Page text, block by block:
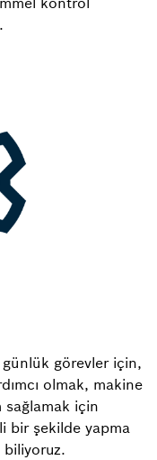
görevler için,
olmak, makine
için
bir şekilde yapma
biliyoruz.